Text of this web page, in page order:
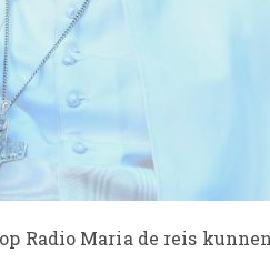
Radio Maria de reis